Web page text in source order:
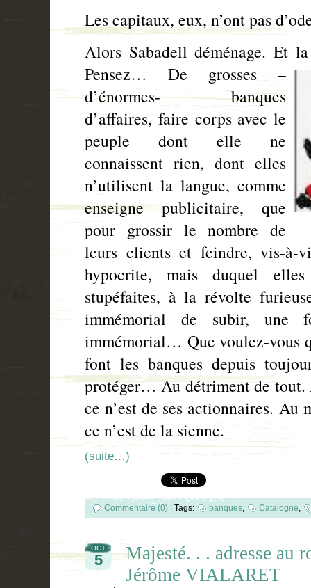
Les capitaux, eux, n’ont pas
Alors Sabadell déménage. Et
Pensez… De grosses –
d’énormes- banques
d’affaires, faire corps avec le
peuple dont elle ne
connaissent rien, dont elles
n’utilisent la langue, comme
enseigne publicitaire, que
pour grossir le nombre de
leurs clients et feindre, vis-à-
hypocrite, mais duquel
stupéfaites, à la révolte
immémorial de subir, une
immémorial… Que voulez-vous
font les banques depuis
protéger… Au détriment de tout.
ce n’est de ses actionnaires. Au
ce n’est de la sienne.
(suite…)
Commentaire (0) Tags: banques, Catalogne,
OCT
5
Majesté. . . adresse au
Jérôme VIALARET